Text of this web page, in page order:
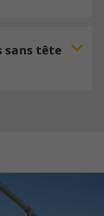
sans tête